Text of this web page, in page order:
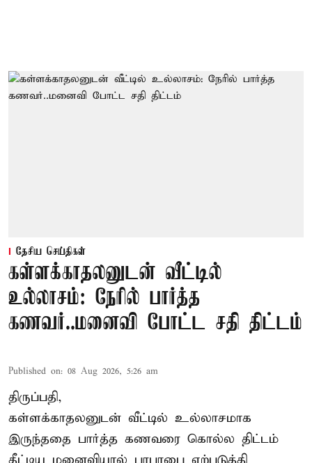
தேசிய செய்திகள்
கள்ளக்காதலனுடன் வீட்டில்
உல்லாசம்: நேரில் பார்த்த
கணவர்..மனைவி போட்ட சதி திட்டம்
Published on: 08 Aug 2026, 5:26 am
திருப்பதி,
கள்ளக்காதலனுடன் வீட்டில் உல்லாசமாக
இருந்ததை பார்த்த கணவரை கொல்ல திட்டம்
தீட்டிய மனைவியால் பரபரபை ஏற்படுத்தி